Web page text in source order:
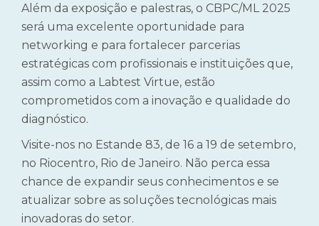
Além da exposição e palestras, o CBPC/ML 2025
será uma excelente oportunidade para
networking e para fortalecer parcerias
estratégicas com profissionais e instituições que,
assim como a Labtest Virtue, estão
comprometidos com a inovação e qualidade do
diagnóstico.
Visite-nos no Estande 83, de 16 a 19 de setembro,
no Riocentro, Rio de Janeiro. Não perca essa
chance de expandir seus conhecimentos e se
atualizar sobre as soluções tecnológicas mais
inovadoras do setor.